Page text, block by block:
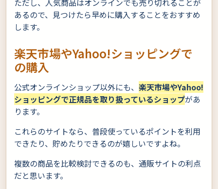
ただし、人気商品はオンラインでも売り切れることが
あるので、見つけたら早めに購入することをおすすめ
します。
楽天市場やYahoo!ショッピングで
の購入
公式オンラインショップ以外にも、 楽天市場やYahoo!
ショッピングで正規品を取り扱っているショップがあ
ります。
これらのサイトなら、普段使っているポイントを利用
できたり、貯めたりできるのが嬉しいですよね。
複数の商品を比較検討できるのも、通販サイトの利点
だと思います。